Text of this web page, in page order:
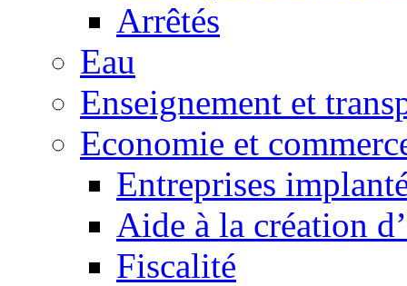
Arrêtés
Eau
Enseignement et
Economie et
Entreprises
Aide à la création
Fiscalité